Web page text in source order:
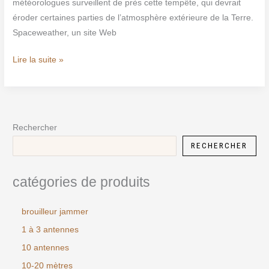
météorologues surveillent de près cette tempête, qui devrait
éroder certaines parties de l’atmosphère extérieure de la Terre.
Spaceweather, un site Web
Lire la suite »
Rechercher
RECHERCHER
catégories de produits
brouilleur jammer
1 à 3 antennes
10 antennes
10-20 mètres